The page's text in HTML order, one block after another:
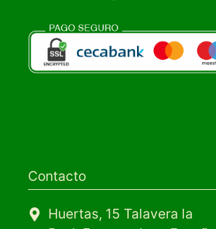
Contacto
Huertas, 15 Talavera la